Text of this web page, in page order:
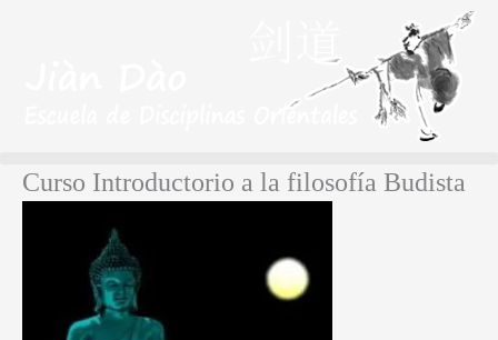
Curso Introductorio a la filosofía Budista